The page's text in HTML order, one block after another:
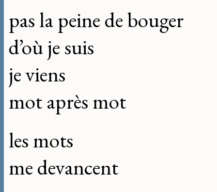
pas la peine de bouger
d’où je suis
je viens
mot après mot
les mots
me devancent